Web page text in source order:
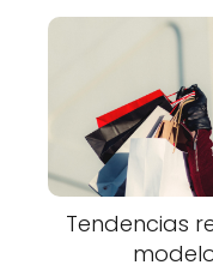
Tendencias